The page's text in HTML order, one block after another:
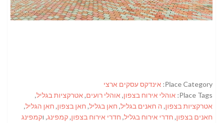
Place Category: אינדקס עסקים ארצי
Place Tags: אוהלי אירוח בצפון, אוהלי רועים, אטרקציות בגליל,
אטרקציות בצפון, ה חאנים בגליל, חאן בגליל, חאן בצפון, חאן הגליל,
חאנים בצפון, חדרי אירוח בגליל, חדרי אירוח בצפון,קמפינג, וקמפינג